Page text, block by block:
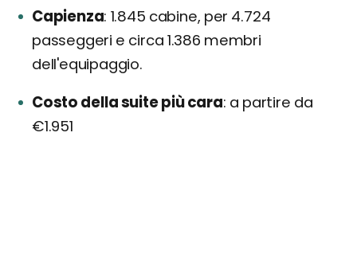
Capienza 1.845 cabine, per 4.724
passeggeri e circa 1.386 membri
dell'equipaggio.
Costo della suite più cara a partire da
€1.951